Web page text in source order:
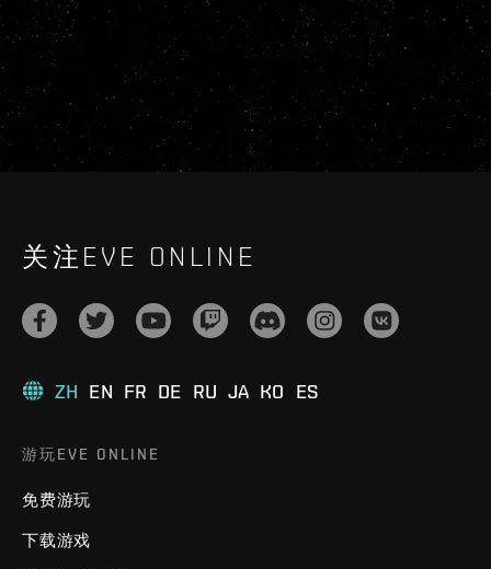
关注EVE ONLINE
ZH EN FR DE RU JA KO ES
游玩EVE ONLINE
免费游玩
下载游戏